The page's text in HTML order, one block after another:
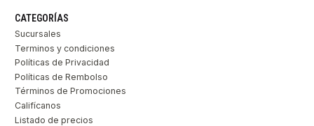
CATEGORÍAS
Sucursales
Terminos y condiciones
Políticas de Privacidad
Políticas de Rembolso
Términos de Promociones
Califícanos
Listado de precios